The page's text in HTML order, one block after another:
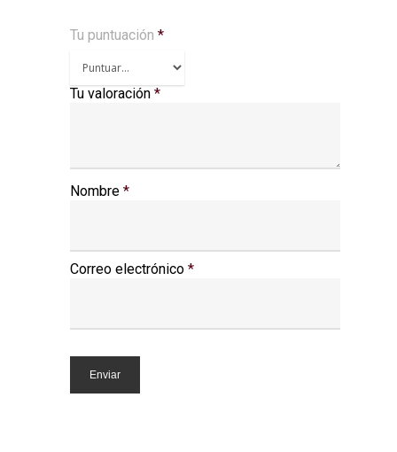
Tu puntuación *
Tu valoración *
Nombre *
Correo electrónico *